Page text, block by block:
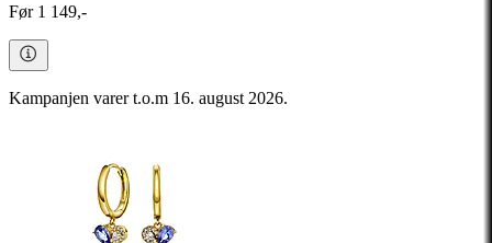
Før 1 149,-
Kampanjen varer t.o.m 16. august 2026.